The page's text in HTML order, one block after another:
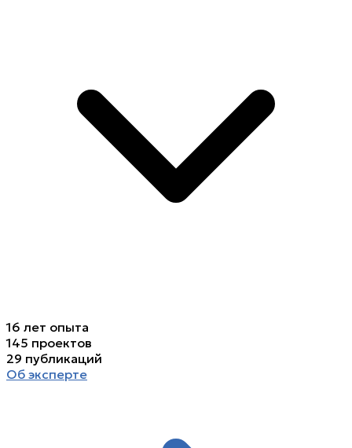
16 лет опыта
145 проектов
29 публикаций
Об эксперте